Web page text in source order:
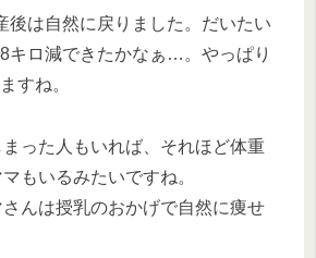
後は自然に戻りました。だいたい
キロ減できたかなぁ…。やっぱり
すね。
った人もいれば、それほど体重
もいるみたいですね。
んは授乳のおかげで自然に痩せ